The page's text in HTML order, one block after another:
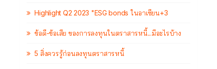
Highlight Q2 2023 "ESG bonds ในอาเซียน+3
ข้อดี-ข้อเสีย ของการลงทุนในตราสารหนี้...มีอะไรบ้าง
5 สิ่งควรรู้ก่อนลงทุนตราสารหนี้